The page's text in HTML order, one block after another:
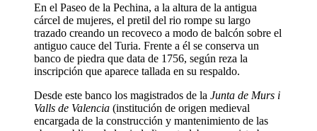
En el Paseo de la Pechina, a la altura de la antigua
cárcel de mujeres, el pretil del rio rompe su largo
trazado creando un recoveco a modo de balcón sobre el
antiguo cauce del Turia. Frente a él se conserva un
banco de piedra que data de 1756, según reza la
inscripción que aparece tallada en su respaldo.
Desde este banco los magistrados de la Junta de Murs i
Valls de Valencia (institución de origen medieval
encargada de la construcción y mantenimiento de las